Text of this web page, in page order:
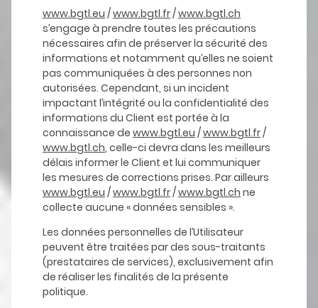
www.bgtl.eu /www.bgtl.fr/www.bgtl.ch
s’engage à prendre toutes les précautions
nécessaires afin de préserver la sécurité des
informations et notamment qu’elles ne soient
pas communiquées à des personnes non
autorisées. Cependant, si un incident
impactant l’intégrité ou la confidentialité des
informations du Client est portée à la
connaissance de www.bgtl.eu /www.bgtl.fr/
www.bgtl.ch, celle-ci devra dans les meilleurs
délais informer le Client et lui communiquer
les mesures de corrections prises. Par ailleurs
www.bgtl.eu /www.bgtl.fr/www.bgtl.ch ne
collecte aucune « données sensibles ».
Les données personnelles de l’Utilisateur
peuvent être traitées par des sous-traitants
(prestataires de services), exclusivement afin
de réaliser les finalités de la présente
politique.